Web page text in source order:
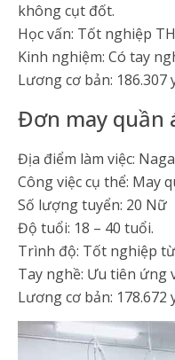
không cụt đốt.
Học vấn: Tốt nghiệp
Kinh nghiệm: Có tay
Lương cơ bản: 186.307
Đơn may quần
Địa điểm làm việc:
Công việc cụ thể: May
Số lượng tuyển: 20 Nữ
Độ tuổi: 18 – 40 tuổi.
Trình độ: Tốt nghiệp
Tay nghề: Ưu tiên ứng
Lương cơ bản: 178.672